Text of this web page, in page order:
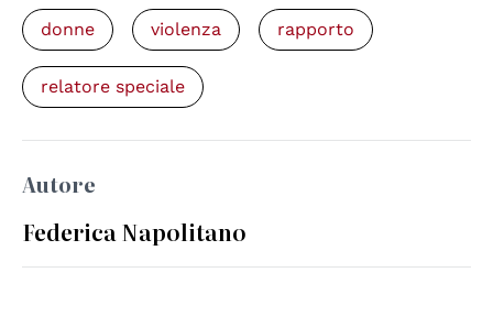
donne violenza rapporto
relatore speciale
Autore
Federica Napolitano